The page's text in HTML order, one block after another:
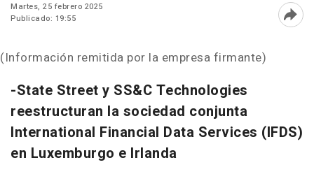
Martes, 25 febrero 2025
Publicado: 19:55
(Información remitida por la empresa firmante)
-State Street y SS&C Technologies
reestructuran la sociedad conjunta
International Financial Data Services (IFDS)
en Luxemburgo e Irlanda